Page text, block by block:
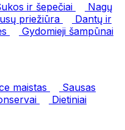
ir šepečiai
Nagų
priežiūra
Dantų ir
Gydomieji šampūnai
maistas
Sausas
Dietiniai